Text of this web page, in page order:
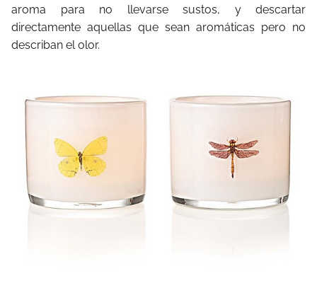
aroma para no llevarse sustos, y descartar
directamente aquellas que sean aromáticas pero no
describan el olor.